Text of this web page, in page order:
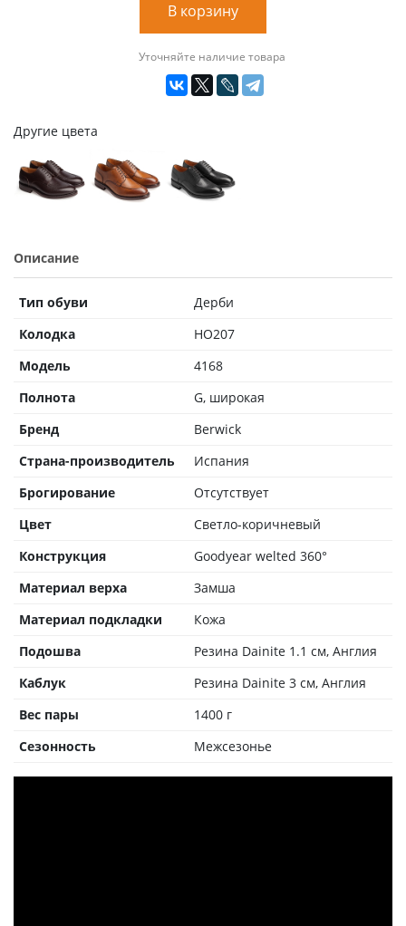
В корзину
Уточняйте наличие товара
Другие цвета
Описание
Тип обуви
Дерби
Колодка
HO207
Модель
4168
Полнота
G, широкая
Бренд
Berwick
Страна-производитель
Испания
Брогирование
Отсутствует
Цвет
Светло-коричневый
Конструкция
Goodyear welted 360°
Материал верха
Замша
Материал подкладки
Кожа
Подошва
Резина Dainite 1.1 см, Англия
Каблук
Резина Dainite 3 см, Англия
Вес пары
1400 г
Сезонность
Межсезонье